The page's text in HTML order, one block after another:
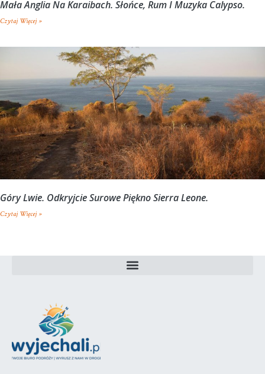
Mała Anglia Na Karaibach. Słońce, Rum I Muzyka Calypso.
Czytaj Więcej »
Góry Lwie. Odkryjcie Surowe Piękno Sierra Leone.
Czytaj Więcej »